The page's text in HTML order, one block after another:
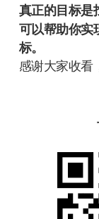
真正的目标是
可以帮助你实
标。
感谢大家收看